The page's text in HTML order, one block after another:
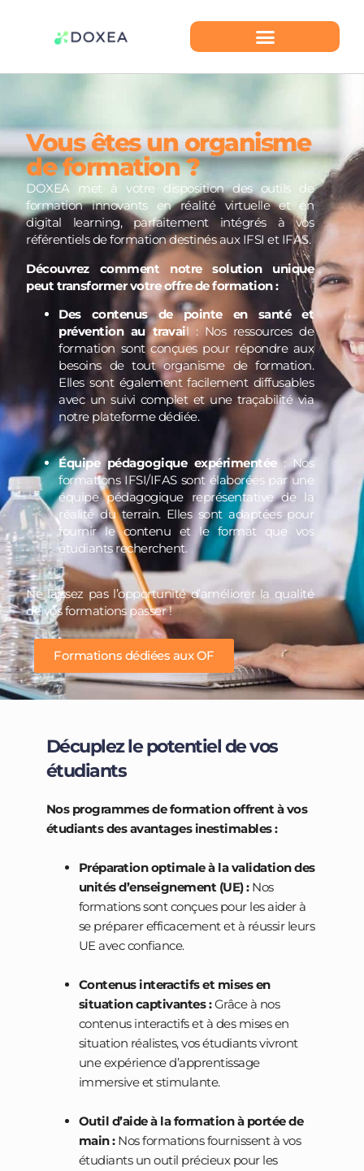
Vous êtes un organisme
de formation ?
DOXEA met à votre disposition des outils de
formation innovants en réalité virtuelle et en
digital learning, parfaitement intégrés à vos
référentiels de formation destinés aux IFSI et IFAS.
Découvrez comment notre solution unique
peut transformer votre offre de formation :
Des contenus de pointe en santé et
prévention au travail : Nos ressources de
formation sont conçues pour répondre aux
besoins de tout organisme de formation.
Elles sont également facilement diffusables
avec un suivi complet et une traçabilité via
notre plateforme dédiée.
Équipe pédagogique expérimentée: Nos
formations IFSI/IFAS sont élaborées par une
équipe pédagogique représentative de la
réalité du terrain. Elles sont adaptées pour
fournir le contenu et le format que vos
étudiants recherchent.
Ne laissez pas l’opportunité d’améliorer la qualité
de vos formations passer !
Formations dédiées aux OF
Décuplez le potentiel de vos
étudiants
Nos programmes de formation offrent à vos
étudiants des avantages inestimables :
Préparation optimale à la validation des
unités d’enseignement (UE) :Nos
formations sont conçues pour les aider à
se préparer efficacement et à réussir leurs
UE avec confiance.
Contenus interactifs et mises en
situation captivantes :Grâce à nos
contenus interactifs et à des mises en
situation réalistes, vos étudiants vivront
une expérience d’apprentissage
immersive et stimulante.
Outil d’aide à la formation à portée de
main :Nos formations fournissent à vos
étudiants un outil précieux pour les